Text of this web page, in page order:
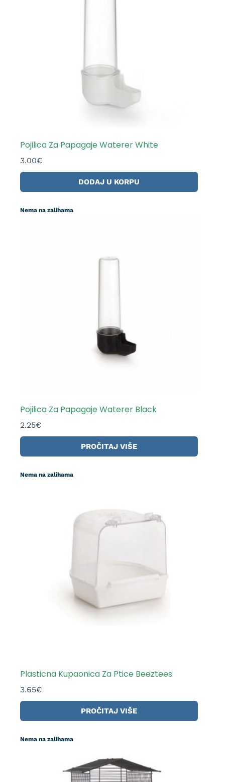
Pojilica Za Papagaje Waterer White
3.00€
DODAJ U KORPU
Nema na zalihama
Pojilica Za Papagaje Waterer Black
2.25€
PROČITAJ VIŠE
Nema na zalihama
Plasticna Kupaonica Za Ptice Beeztees
3.65€
PROČITAJ VIŠE
Nema na zalihama